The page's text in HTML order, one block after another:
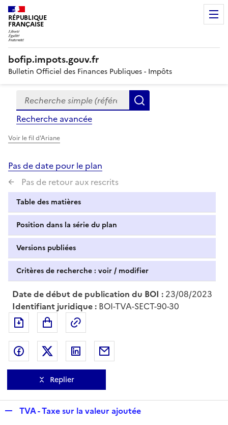
RÉPUBLIQUE
FRANÇAISE
bofip.impots.gouv.fr
Bulletin Officiel des Finances Publiques - Impôts
Formulaire
de
recherche
Recherche simple (références, mots clés, partie du
Recherche avancée
Voir le fil d'Ariane
Pas de date pour le plan
Pas de retour aux rescrits
Table des matières
Position dans la série du plan
Versions publiées
Critères de recherche : voir / modifier
Date de début de publication du BOI : 23/08/2023
Identifiant juridique : BOI-TVA-SECT-90-30
Exporter le document au format pdf
Partager sur Facebook
Partager sur Twitter
Partager sur LinkedIn
Replier
TVA - Taxe sur la valeur ajoutée